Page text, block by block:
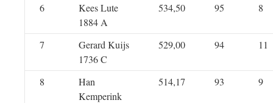
6
Kees Lute
1884 A
534,50 95 8
7
Gerard Kuijs
1736 C
529,00 94 11
8
Han
Kemperink
514,17 93 9